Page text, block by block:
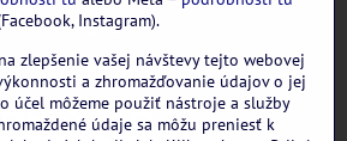
GOOGLE recenzie:
Instagram).
zlepšenie vašej návštevy tejto webovej
a zhromažďovanie údajov o jej
účel môžeme použiť nástroje a služby
údaje sa môžu preniesť k